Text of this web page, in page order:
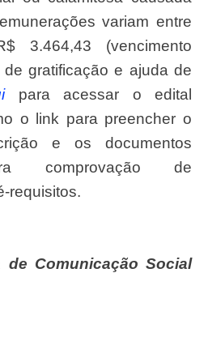
variam entre
3.464,43 (vencimento
de gratificação e ajuda de
para acessar o edital
o link para preencher o
e os documentos
comprovação de
requisitos.
de Comunicação Social